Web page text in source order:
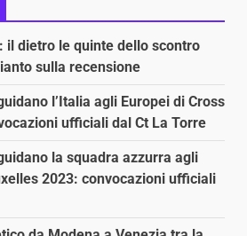
il dietro le quinte dello scontro
sulla recensione
l’Italia agli Europei di Cross
ufficiali dal Ct La Torre
la squadra azzurra agli
2023: convocazioni ufficiali